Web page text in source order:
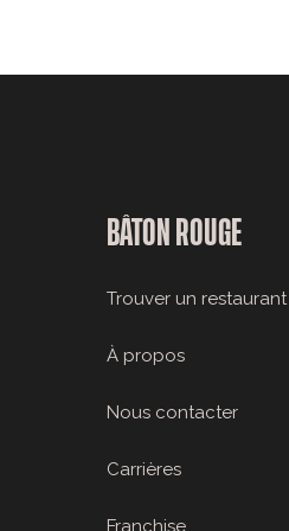
BÂTON ROUGE
Trouver un restaurant
À propos
Nous contacter
Carrières
Franchise